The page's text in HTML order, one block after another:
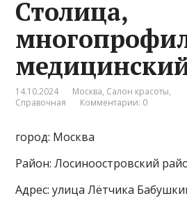
Столица,
14.10.2024 Москва, Салон красоты,
Справочная
Комментарии: 0
город: Москва
Район: Лосиноостровский
Адрес: улица Лётчика